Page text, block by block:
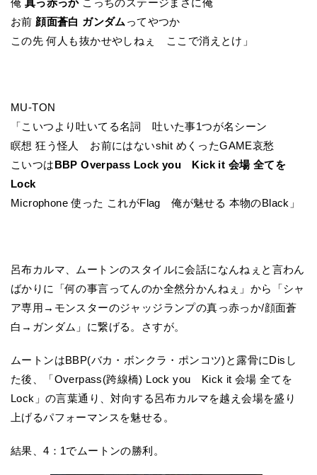
俺 真っ赤っかこっちのステージまさに俺
お前 顔面蒼白 ガンダムってやつか
この先 何人も抜かせやしねぇ ここで消えとけ」
MU-TON
「こいつより吐いてる名詞 吐いた事1つが名シーン
瞑想 狂う怪人 お前にはないshit めくったGAME哀愁
こいつは BBP Overpass Lock you Kick it 会場 全てを
Lock
Microphone 使った これがFlag 俺が魅せる 本物のBlack」
呂布カルマ、ムートンのスタイルに会話になんねぇと言わん
ばかりに「何の事言ってんのか全然分かんねぇ」から「シャ
ア専用→モンスターのジャッジランプの真っ赤っか/顔面蒼
白→ガンダム」に繋げる。さすが。
ムートンはBBP(バカ・ボンクラ・ポンコツ)と露骨にDisし
た後、「Overpass(跨線橋) Lock you Kick it 会場 全てを
Lock」の言葉通り、対向する呂布カルマを越え会場を盛り
上げるパフォーマンスを魅せる。
結果、4：1でムートンの勝利。